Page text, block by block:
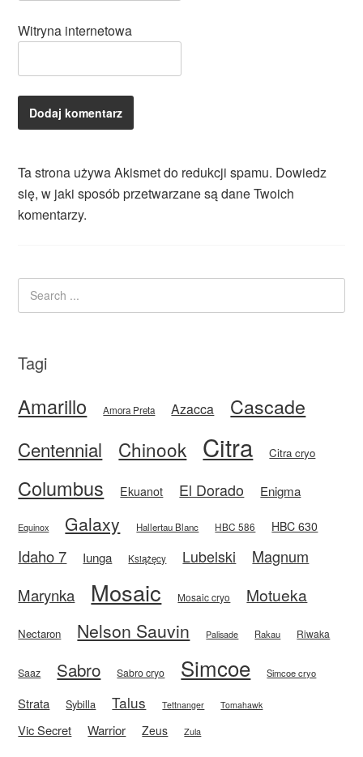
Witryna internetowa
Ta strona używa Akismet do redukcji spamu. Dowiedz
się, w jaki sposób przetwarzane są dane Twoich
komentarzy.
Tagi
Amarillo Amora Preta Azacca Cascade
Centennial Chinook Citra Citra cryo
Columbus Ekuanot El Dorado Enigma
Equinox Galaxy Hallertau Blanc HBC 586 HBC 630
Idaho 7 Iunga Książęcy Lubelski
Magnum
Marynka
Mosaic Mosaic cryo Motueka
Nectaron Nelson Sauvin Palisade Rakau Riwaka
Saaz Sabro Sabro cryo Simcoe Simcoe cryo
Strata Sybilla Talus Tettnanger Tomahawk
Vic Secret Warrior Zeus Zula